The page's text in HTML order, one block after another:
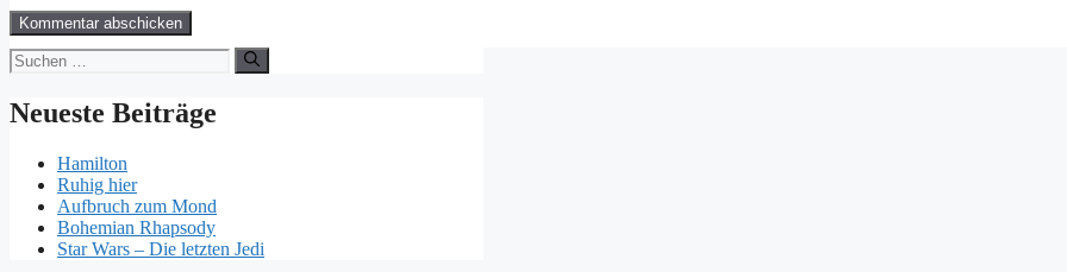
Suchen
nach:
Neueste Beiträge
Hamilton
Ruhig hier
Aufbruch zum Mond
Bohemian Rhapsody
Star Wars – Die letzten Jedi